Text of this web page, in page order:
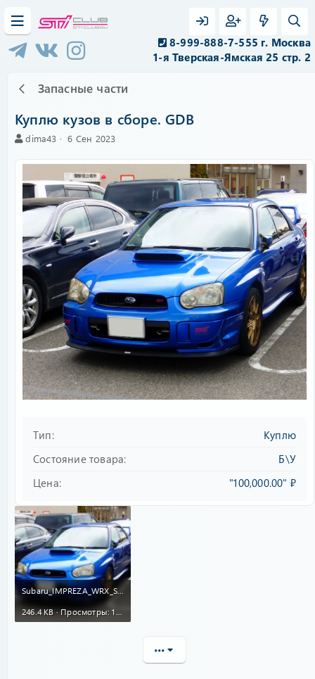
8-999-888-7-555 г. Москва
1-я Тверская-Ямская 25 стр. 2
Запасные части
Куплю кузов в сборе. GDB
А
т
р
dima43
C
e
a
t
i
o
n
d
a
e
6 Сен 2023
Тип
Куплю
Состояние товара
Б\У
Цена
"100,000.00" ₽
Subaru_IMPREZA_WRX_STi_(GDB)_front.jpg
246.4 KB · Просмотры: 143
•••